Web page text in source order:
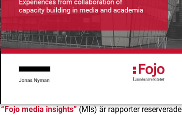
“Fojo media insights”(MIs) är rapporter reserverade